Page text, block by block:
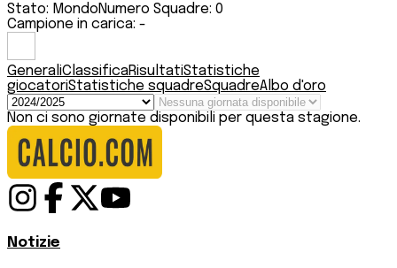
Stato: MondoNumero Squadre: 0
Campione in carica: -
GeneraliClassificaRisultatiStatistiche
giocatoriStatistiche squadreSquadreAlbo d'oro
Non ci sono giornate disponibili per questa stagione.
Notizie